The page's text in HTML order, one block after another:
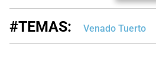
#TEMAS: Venado Tuerto